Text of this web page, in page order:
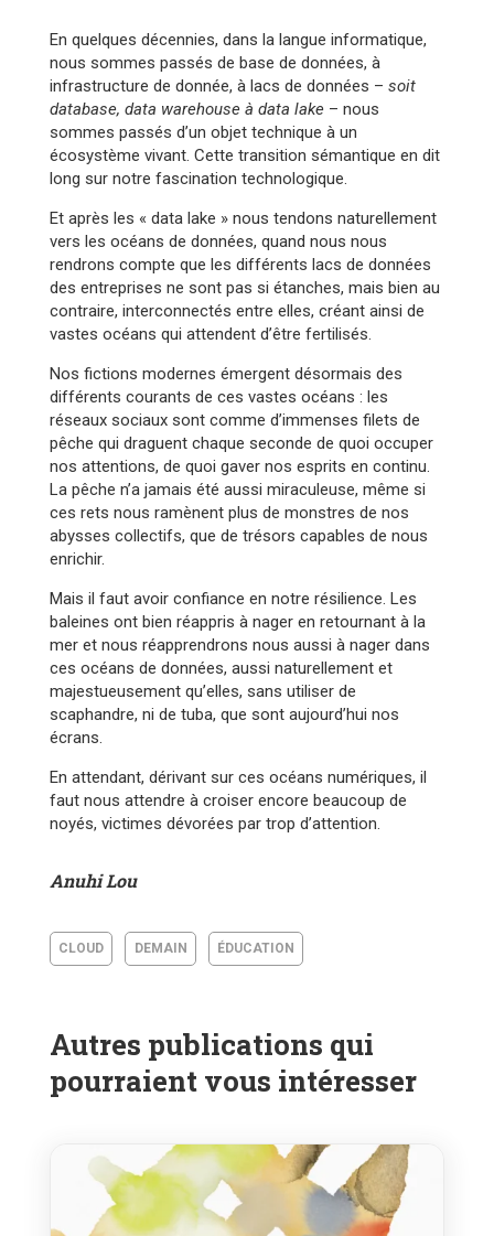
En quelques décennies, dans la langue informatique,
nous sommes passés de base de données, à
infrastructure de donnée, à lacs de données – soit
database, data warehouse à data lake– nous
sommes passés d’un objet technique à un
écosystème vivant. Cette transition sémantique en dit
long sur notre fascination technologique.
Et après les « data lake » nous tendons naturellement
vers les océans de données, quand nous nous
rendrons compte que les différents lacs de données
des entreprises ne sont pas si étanches, mais bien au
contraire, interconnectés entre elles, créant ainsi de
vastes océans qui attendent d’être fertilisés.
Nos fictions modernes émergent désormais des
différents courants de ces vastes océans : les
réseaux sociaux sont comme d’immenses filets de
pêche qui draguent chaque seconde de quoi occuper
nos attentions, de quoi gaver nos esprits en continu.
La pêche n’a jamais été aussi miraculeuse, même si
ces rets nous ramènent plus de monstres de nos
abysses collectifs, que de trésors capables de nous
enrichir.
Mais il faut avoir confiance en notre résilience. Les
baleines ont bien réappris à nager en retournant à la
mer et nous réapprendrons nous aussi à nager dans
ces océans de données, aussi naturellement et
majestueusement qu’elles, sans utiliser de
scaphandre, ni de tuba, que sont aujourd’hui nos
écrans.
En attendant, dérivant sur ces océans numériques, il
faut nous attendre à croiser encore beaucoup de
noyés, victimes dévorées par trop d’attention.
Anuhi Lou
CLOUD DEMAIN ÉDUCATION
Autres publications qui
pourraient vous intéresser